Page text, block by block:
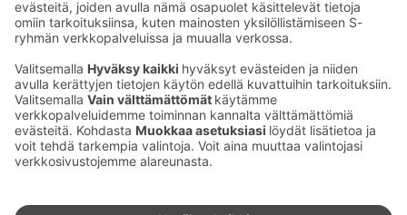
Ota yhteyttä
Hotellien yhteystiedot
Asiakaspalvelun yhteystiedot›
Palaute
Anna palautetta
Sokos Hotels uutiskirje
Tilaa uutiskirje
Saat Sokos Hotellien uusimmat
edut ja uutiset sähköpostiisi
kuukausittain.
Palkinnot ja sertifikaatit
Sokos Hotels somessa
Sokos Hotels
Facebookissa
Sokos Hotels
Sokos
Hotels
Sokos
Hotels